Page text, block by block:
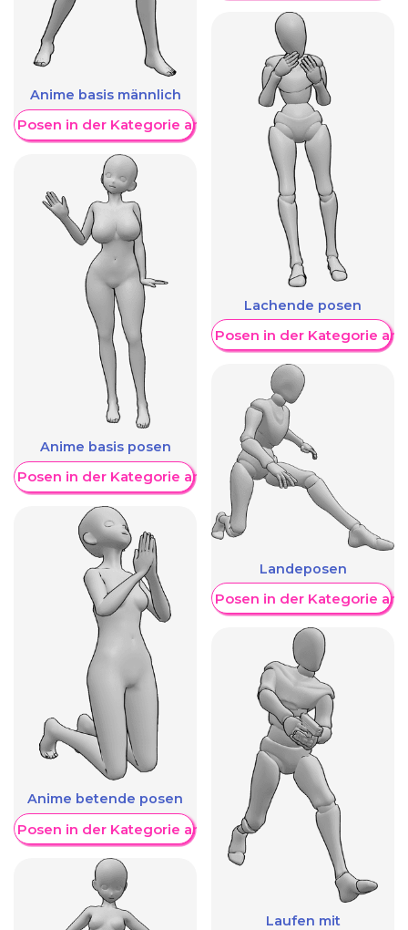
Anime basis männlich
Posen in der Kategorie anzeigen
Anime basis posen
Posen in der Kategorie anzeigen
Anime betende posen
Posen in der Kategorie anzeigen
Lachende posen
Weitere Posen in der Kategorie
Landeposen
Weitere Posen in der Kategorie
Laufen mit